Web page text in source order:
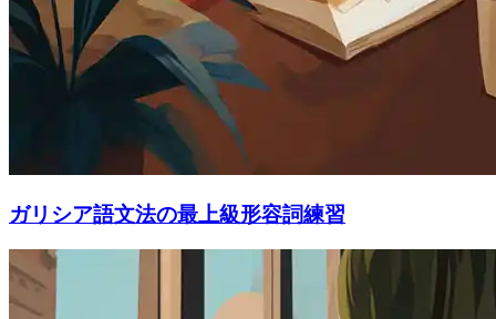
ガリシア語文法の最上級形容詞練習